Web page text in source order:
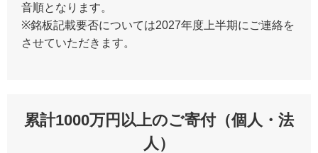
音順となります。
※銘板記載要否については2027年度上半期にご連絡を
させていただきます。
累計1000万円以上のご寄付（個人・法
人）